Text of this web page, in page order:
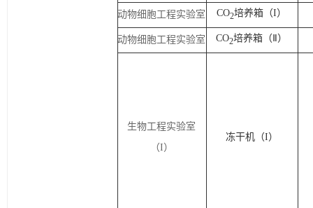
动物细胞工程实验室 CO2培养箱 （I）
动物细胞工程实验室 CO2培养箱 （ ）
生物工程实验室
（I）
冻干机（I）